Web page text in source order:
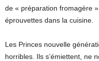
de « préparation fromagère
éprouvettes dans la cuisine.
Les Princes nouvelle
horribles. Ils s’émiettent, ne